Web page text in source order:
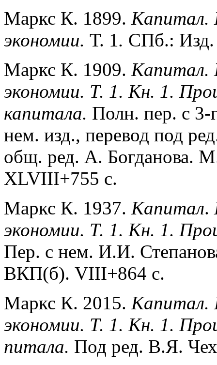
Маркс К. 1899. Капитал.
экономии. Т. 1. СПб.:
Маркс К. 1909. Капитал.
экономии. Т. 1. Кн. 1.
капитала. Полн. пер. с 3-
нем. изд., перевод под
общ. ред. А. Богданова.
XLVIII+755 с.
Маркс К. 1937. Капитал.
экономии. Т. 1. Кн. 1.
Пер. с нем. И.И.
ВКП(б). VIII+864 с.
Маркс К. 2015. Капитал.
экономии. Т. 1. Кн. 1.
питала. Под ред. В.Я.